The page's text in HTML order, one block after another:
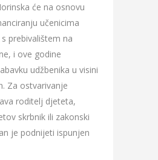
će na osnovu
učenicima
prebivalištem na
i ove godine
udžbenika u visini
Za ostvarivanje
roditelj djeteta,
skrbnik ili zakonski
je podnijeti ispunjen